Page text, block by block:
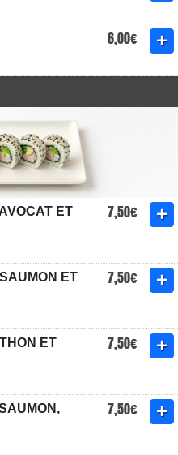
6,00€
ET
7,50€
ET
7,50€
ET
7,50€
7,50€